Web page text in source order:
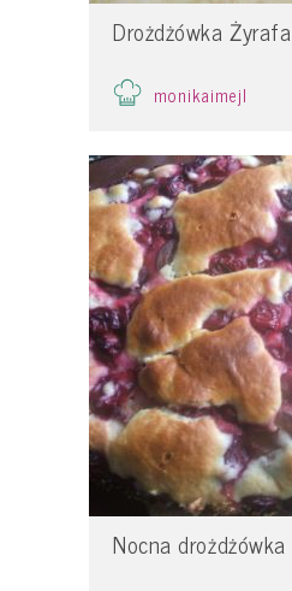
Drożdżówka Żyrafa
monikaimejl
Nocna drożdżówka